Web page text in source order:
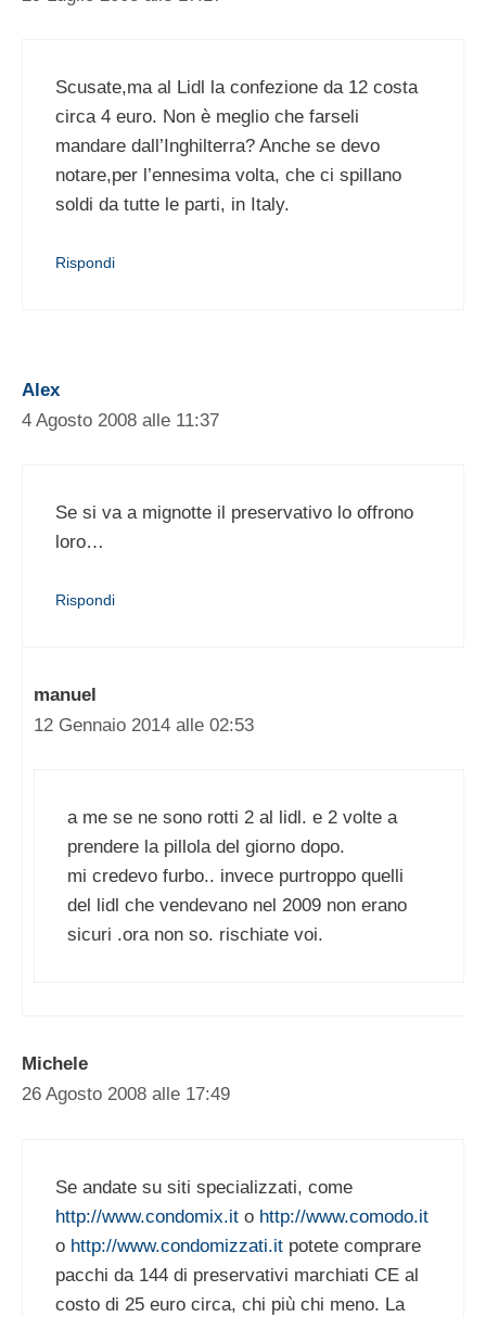
Scusate,ma al Lidl la confezione da 12 costa
circa 4 euro. Non è meglio che farseli
mandare dall’Inghilterra? Anche se devo
notare,per l’ennesima volta, che ci spillano
soldi da tutte le parti, in Italy.
Rispondi
Alex
4 Agosto 2008 alle 11:37
Se si va a mignotte il preservativo lo offrono
loro…
Rispondi
manuel
12 Gennaio 2014 alle 02:53
a me se ne sono rotti 2 al lidl. e 2 volte a
prendere la pillola del giorno dopo.
mi credevo furbo.. invece purtroppo quelli
del lidl che vendevano nel 2009 non erano
sicuri .ora non so. rischiate voi.
Michele
26 Agosto 2008 alle 17:49
Se andate su siti specializzati, come
http://www.condomix.it o http://www.comodo.it
o http://www.condomizzati.it potete comprare
pacchi da 144 di preservativi marchiati CE al
costo di 25 euro circa, chi più chi meno. La